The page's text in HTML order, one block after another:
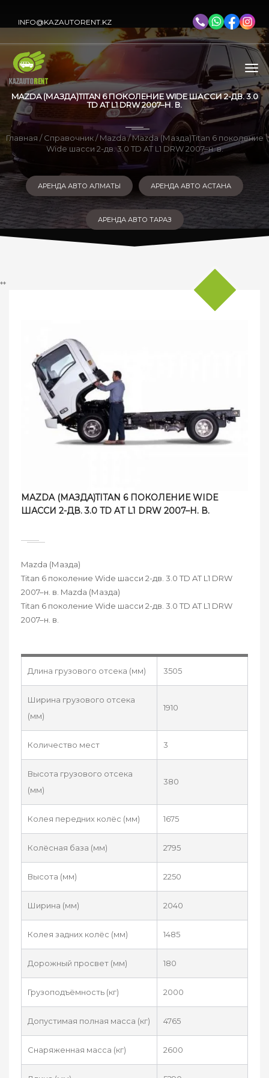
INFO@KAZAUTORENT.KZ
MAZDA (МАЗДА)TITAN 6 ПОКОЛЕНИЕ WIDE ШАССИ 2-ДВ. 3.0
TD AT L1 DRW 2007–Н. В.
Главная /Справочник/Mazda/ Mazda (Мазда)Titan 6 поколение
Wide шасси 2-дв. 3.0 TD AT L1 DRW 2007–н. в.
АРЕНДА АВТО АЛМАТЫ АРЕНДА АВТО АСТАНА
АРЕНДА АВТО ТАРАЗ
**
MAZDA (МАЗДА)TITAN 6 ПОКОЛЕНИЕ WIDE
ШАССИ 2-ДВ. 3.0 TD AT L1 DRW 2007–Н. В.
Mazda (Мазда)
Titan 6 поколение Wide шасси 2-дв. 3.0 TD AT L1 DRW
2007–н. в. Mazda (Мазда)
Titan 6 поколение Wide шасси 2-дв. 3.0 TD AT L1 DRW
2007–н. в.
Длина грузового отсека (мм) 3505
Ширина грузового отсека
(мм)
1910
Количество мест 3
Высота грузового отсека
(мм)
380
Колея передних колёс (мм) 1675
Колёсная база (мм) 2795
Высота (мм) 2250
Ширина (мм) 2040
Колея задних колёс (мм) 1485
Дорожный просвет (мм) 180
Грузоподъёмность (кг) 2000
Допустимая полная масса (кг) 4765
Снаряженная масса (кг) 2600